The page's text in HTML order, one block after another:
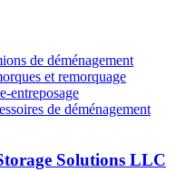
de déménagement
et remorquage
entreposage
de déménagement
Solutions LLC